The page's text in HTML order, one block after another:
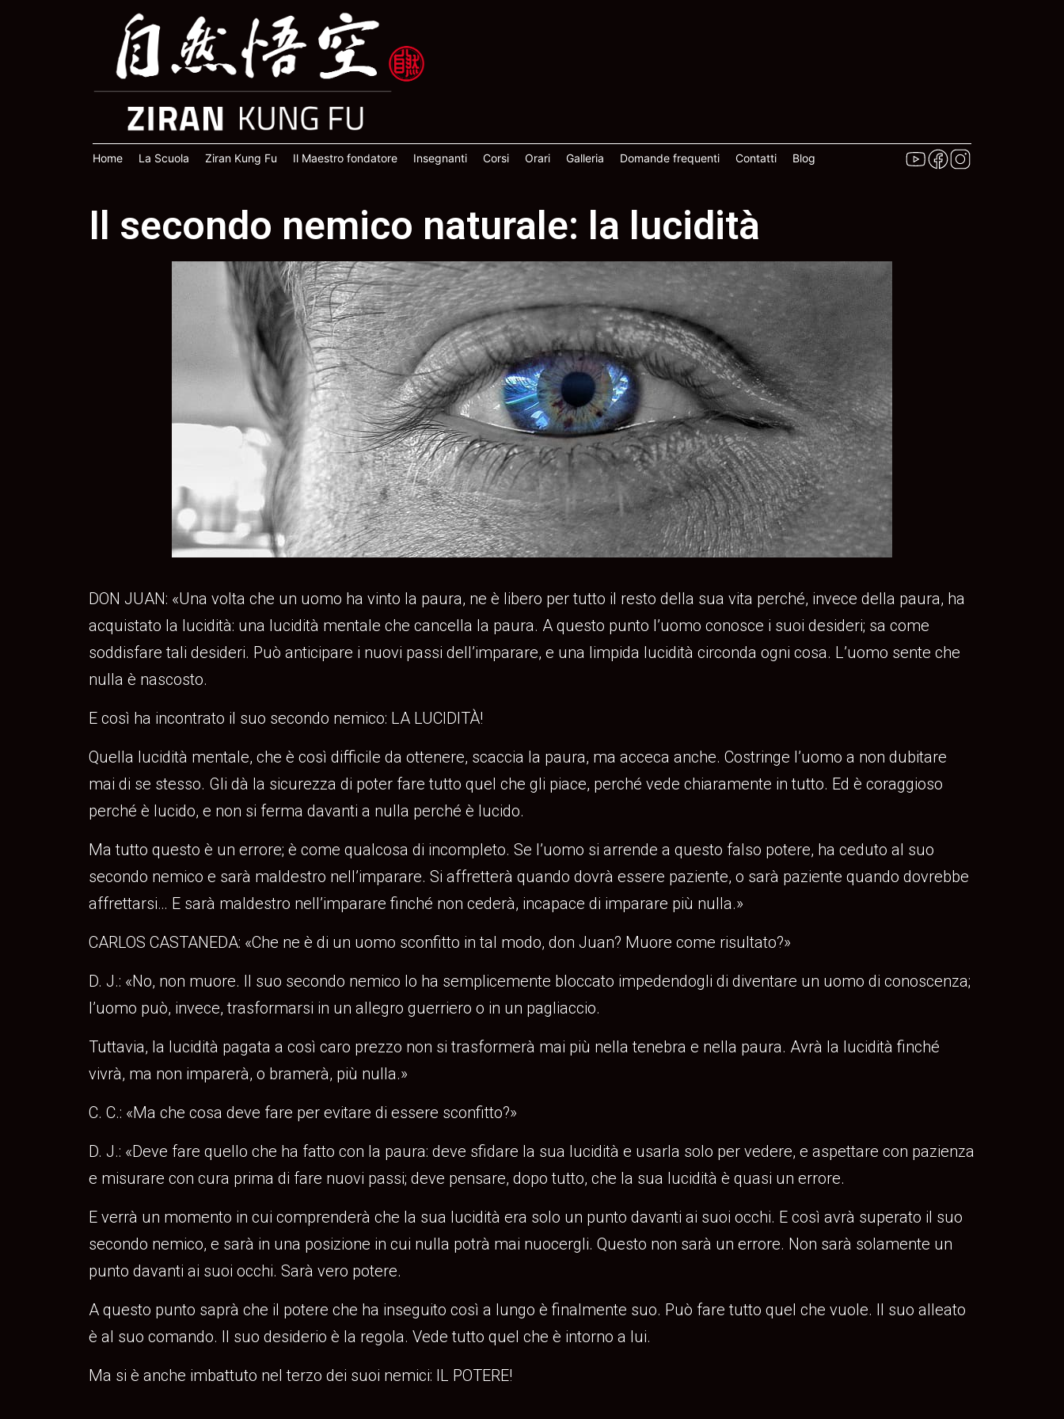
Home La Scuola Ziran Kung Fu Il Maestro fondatore Insegnanti Corsi Orari Galleria Domande frequenti Contatti Blog
Il secondo nemico naturale: la lucidità
DON JUAN: «Una volta che un uomo ha vinto la paura, ne è libero per tutto il resto della sua vita perché, invece della paura, ha
acquistato la lucidità: una lucidità mentale che cancella la paura. A questo punto l’uomo conosce i suoi desideri; sa come
soddisfare tali desideri. Può anticipare i nuovi passi dell’imparare, e una limpida lucidità circonda ogni cosa. L’uomo sente che
nulla è nascosto.
E così ha incontrato il suo secondo nemico: LA LUCIDITÀ!
Quella lucidità mentale, che è così difficile da ottenere, scaccia la paura, ma acceca anche. Costringe l’uomo a non dubitare
mai di se stesso. Gli dà la sicurezza di poter fare tutto quel che gli piace, perché vede chiaramente in tutto. Ed è coraggioso
perché è lucido, e non si ferma davanti a nulla perché è lucido.
Ma tutto questo è un errore; è come qualcosa di incompleto. Se l’uomo si arrende a questo falso potere, ha ceduto al suo
secondo nemico e sarà maldestro nell’imparare. Si affretterà quando dovrà essere paziente, o sarà paziente quando dovrebbe
affrettarsi… E sarà maldestro nell’imparare finché non cederà, incapace di imparare più nulla.»
CARLOS CASTANEDA: «Che ne è di un uomo sconfitto in tal modo, don Juan? Muore come risultato?»
D. J.: «No, non muore. Il suo secondo nemico lo ha semplicemente bloccato impedendogli di diventare un uomo di conoscenza;
l’uomo può, invece, trasformarsi in un allegro guerriero o in un pagliaccio.
Tuttavia, la lucidità pagata a così caro prezzo non si trasformerà mai più nella tenebra e nella paura. Avrà la lucidità finché
vivrà, ma non imparerà, o bramerà, più nulla.»
C. C.: «Ma che cosa deve fare per evitare di essere sconfitto?»
D. J.: «Deve fare quello che ha fatto con la paura: deve sfidare la sua lucidità e usarla solo per vedere, e aspettare con pazienza
e misurare con cura prima di fare nuovi passi; deve pensare, dopo tutto, che la sua lucidità è quasi un errore.
E verrà un momento in cui comprenderà che la sua lucidità era solo un punto davanti ai suoi occhi. E così avrà superato il suo
secondo nemico, e sarà in una posizione in cui nulla potrà mai nuocergli. Questo non sarà un errore. Non sarà solamente un
punto davanti ai suoi occhi. Sarà vero potere.
A questo punto saprà che il potere che ha inseguito così a lungo è finalmente suo. Può fare tutto quel che vuole. Il suo alleato
è al suo comando. Il suo desiderio è la regola. Vede tutto quel che è intorno a lui.
Ma si è anche imbattuto nel terzo dei suoi nemici: IL POTERE!